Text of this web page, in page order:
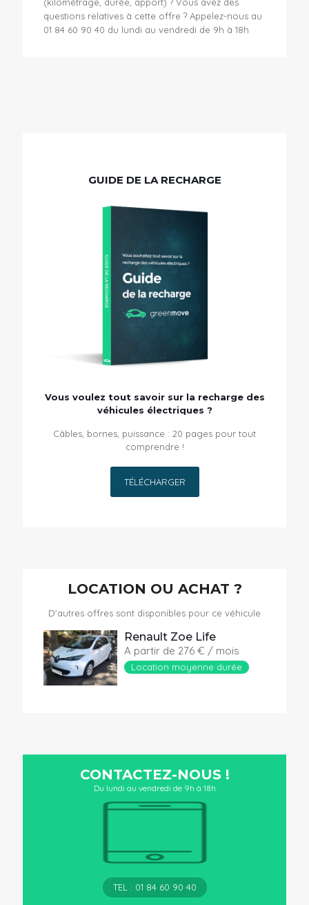
questions relatives à cette offre ? Appelez-nous au
01 84 60 90 40 du lundi au vendredi de 9h à 18h
GUIDE DE LA RECHARGE
Vous voulez tout savoir sur la recharge des
véhicules électriques ?
Câbles, bornes, puissance : 20 pages pour tout
comprendre !
TÉLÉCHARGER
LOCATION OU ACHAT ?
D'autres offres sont disponibles pour ce véhicule
Renault Zoe Life
A partir de 276 € / mois
Location moyenne durée
CONTACTEZ-NOUS !
Du lundi au vendredi de 9h à 18h
TEL : 01 84 60 90 40